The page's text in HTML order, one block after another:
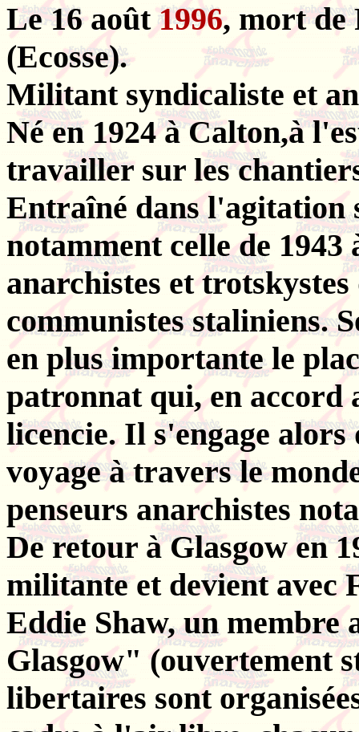
Le 16 août1996, mort de
(Ecosse).
Militant syndicaliste et
Né en 1924 à Calton,à
travailler sur les
Entraîné dans l'agitation
notamment celle de
anarchistes et
communistes staliniens.
en plus importante le
patronnat qui, en accord
licencie. Il s'engage
voyage à travers le
penseurs anarchistes
De retour à Glasgow en
militante et devient avec
Eddie Shaw, un
Glasgow" (ouvertement
libertaires sont